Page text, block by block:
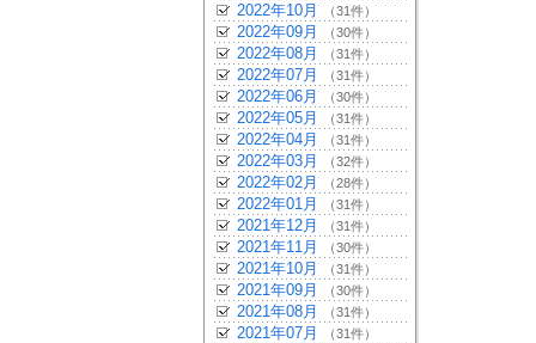
2022年10月 （31件）
2022年09月 （30件）
2022年08月 （31件）
2022年07月 （31件）
2022年06月 （30件）
2022年05月 （31件）
2022年04月 （31件）
2022年03月 （32件）
2022年02月 （28件）
2022年01月 （31件）
2021年12月 （31件）
2021年11月 （30件）
2021年10月 （31件）
2021年09月 （30件）
2021年08月 （31件）
2021年07月 （31件）